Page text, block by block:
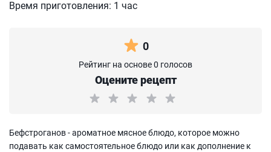
Время приготовления: 1 час
0
Рейтинг на основе 0 голосов
Оцените рецепт
Бефстроганов - ароматное мясное блюдо, которое можно
подавать как самостоятельное блюдо или как дополнение к